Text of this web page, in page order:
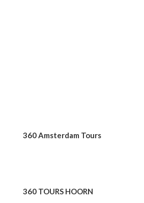
360 Amsterdam Tours
360 TOURS HOORN